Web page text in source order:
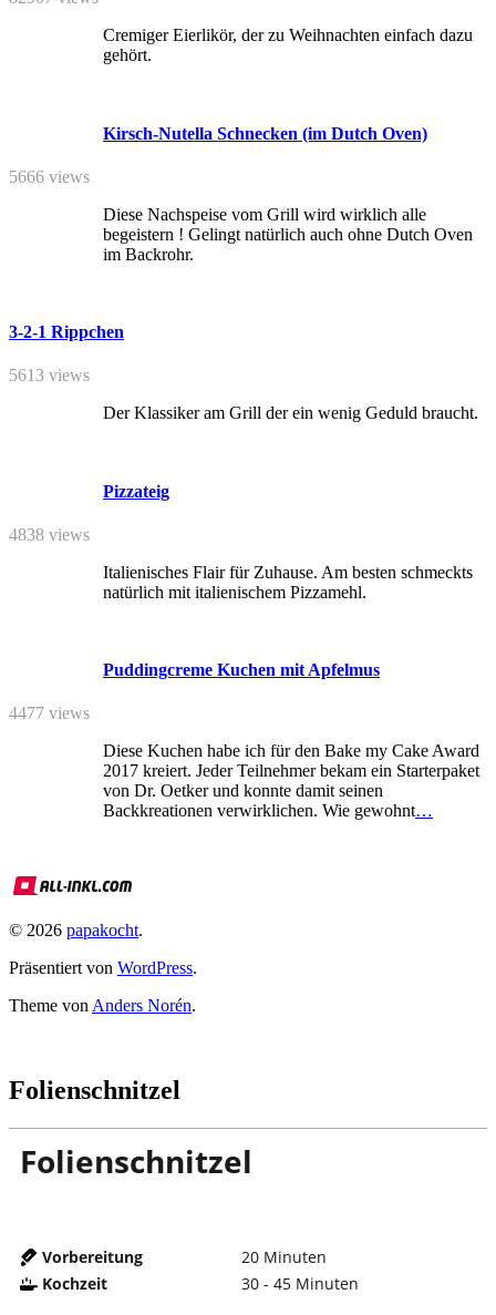
Cremiger Eierlikör, der zu Weihnachten einfach dazu
gehört.
Kirsch-Nutella Schnecken (im Dutch Oven)
5666 views
Diese Nachspeise vom Grill wird wirklich alle
begeistern ! Gelingt natürlich auch ohne Dutch Oven
im Backrohr.
3-2-1 Rippchen
5613 views
Der Klassiker am Grill der ein wenig Geduld braucht.
Pizzateig
4838 views
Italienisches Flair für Zuhause. Am besten schmeckts
natürlich mit italienischem Pizzamehl.
Puddingcreme Kuchen mit Apfelmus
4477 views
Diese Kuchen habe ich für den Bake my Cake Award
2017 kreiert. Jeder Teilnehmer bekam ein Starterpaket
von Dr. Oetker und konnte damit seinen
Backkreationen verwirklichen. Wie gewohnt…
© 2026 papakocht.
Präsentiert von WordPress.
Theme vonAnders Norén.
Folienschnitzel
Folienschnitzel
Vorbereitung 20 Minuten
Kochzeit
30 - 45 Minuten